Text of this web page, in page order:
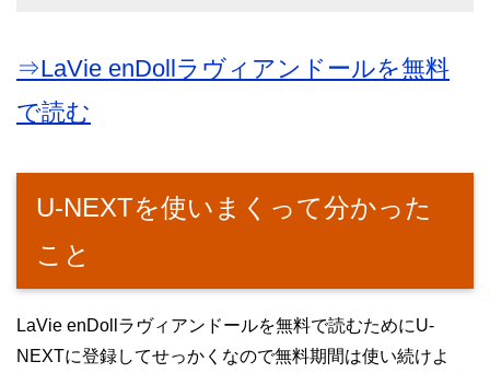
⇒LaVie enDollラヴィアンドールを無料
で読む
U-NEXTを使いまくって分かった
こと
LaVie enDollラヴィアンドールを無料で読むためにU-
NEXTに登録してせっかくなので無料期間は使い続けよ